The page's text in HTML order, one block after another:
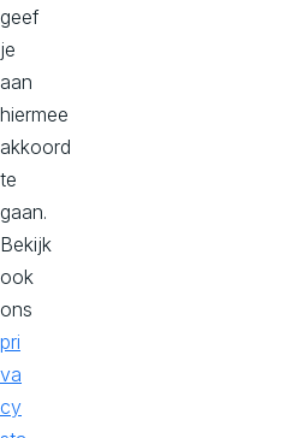
je
graag
verder!
P
l
n
p
geef
je
aan
hiermee
akkoord
te
gaan.
Bekijk
ook
ons
pri
va
cy